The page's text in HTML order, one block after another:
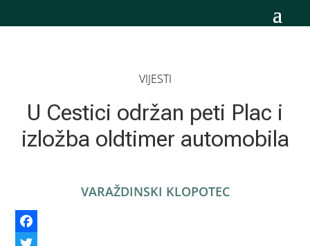
VIJESTI
U Cestici održan peti Plac i
izložba oldtimer automobila
VARAŽDINSKI KLOPOTEC